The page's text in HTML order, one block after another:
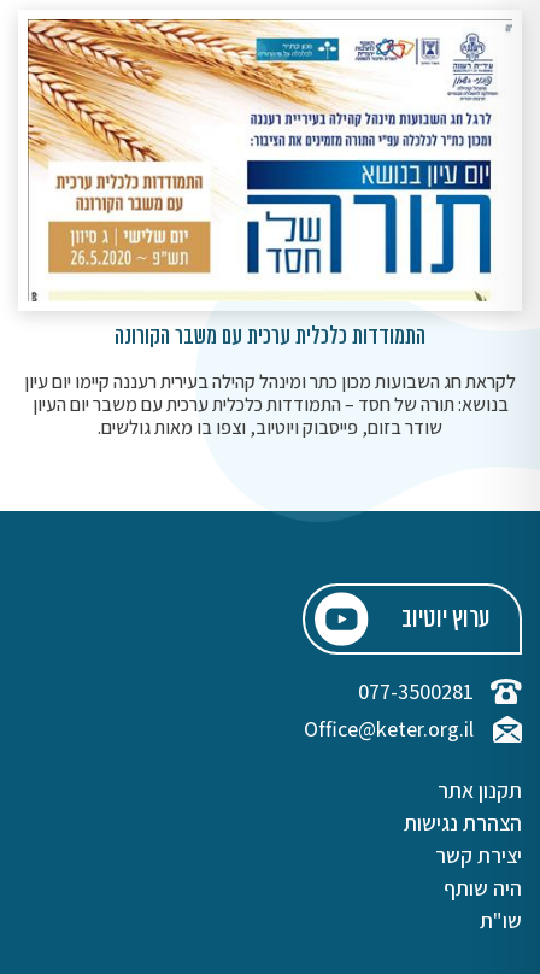
התמודדות כלכלית ערכית עם משבר הקורונה
לקראת חג השבועות מכון כתר ומינהל קהילה בעירית רעננה קיימו יום עיון
בנושא: תורה של חסד – התמודדות כלכלית ערכית עם משבר יום העיון
שודר בזום, פייסבוק ויוטיוב, וצפו בו מאות גולשים.
ערוץ יוטיוב
077-3500281
Office@keter.org.il
תקנון אתר
הצהרת נגישות
יצירת קשר
היה שותף
שו"ת